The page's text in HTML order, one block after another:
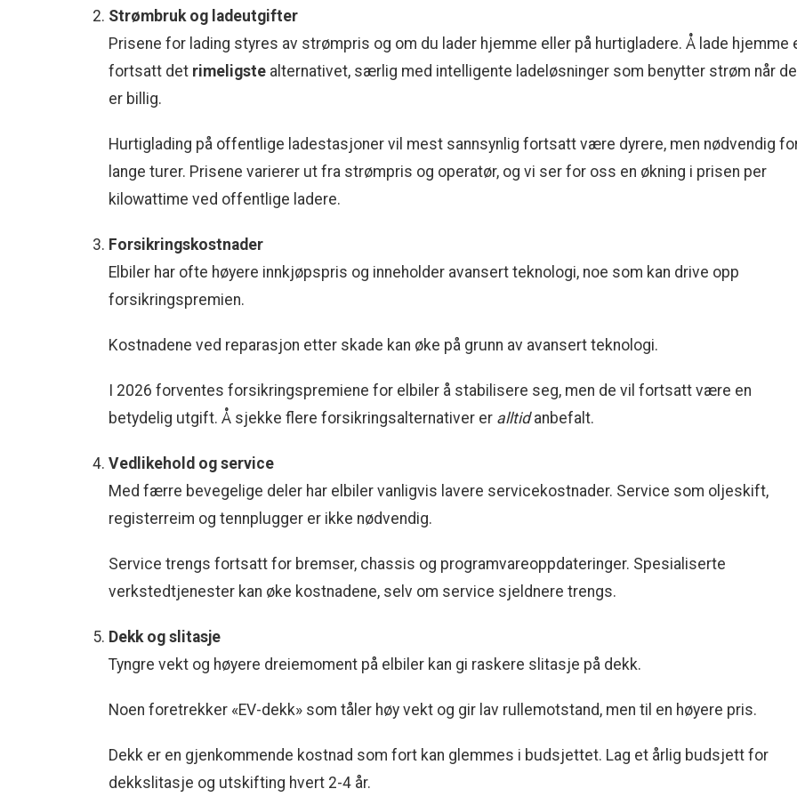
Strømbruk og ladeutgifter
Prisene for lading styres av strømpris og om du lader hjemme eller på hurtigladere. Å lade hjemme
fortsatt det rimeligste alternativet, særlig med intelligente ladeløsninger som benytter strøm når
er billig.
Hurtiglading på offentlige ladestasjoner vil mest sannsynlig fortsatt være dyrere, men nødvendig
lange turer. Prisene varierer ut fra strømpris og operatør, og vi ser for oss en økning i prisen per
kilowattime ved offentlige ladere.
Forsikringskostnader
Elbiler har ofte høyere innkjøpspris og inneholder avansert teknologi, noe som kan drive opp
forsikringspremien.
Kostnadene ved reparasjon etter skade kan øke på grunn av avansert teknologi.
I 2026 forventes forsikringspremiene for elbiler å stabilisere seg, men de vil fortsatt være en
betydelig utgift. Å sjekke flere forsikringsalternativer er alltidanbefalt.
Vedlikehold og service
Med færre bevegelige deler har elbiler vanligvis lavere servicekostnader. Service som oljeskift,
registerreim og tennplugger er ikke nødvendig.
Service trengs fortsatt for bremser, chassis og programvareoppdateringer. Spesialiserte
verkstedtjenester kan øke kostnadene, selv om service sjeldnere trengs.
Dekk og slitasje
Tyngre vekt og høyere dreiemoment på elbiler kan gi raskere slitasje på dekk.
Noen foretrekker «EV-dekk» som tåler høy vekt og gir lav rullemotstand, men til en høyere pris.
Dekk er en gjenkommende kostnad som fort kan glemmes i budsjettet. Lag et årlig budsjett for
dekkslitasje og utskifting hvert 2-4 år.